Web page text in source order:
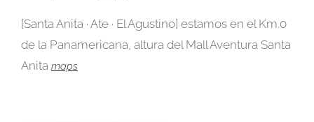
[Santa Anita · Ate · El Agustino] estamos en el Km.0
de la Panamericana, altura del Mall Aventura Santa
Anita maps